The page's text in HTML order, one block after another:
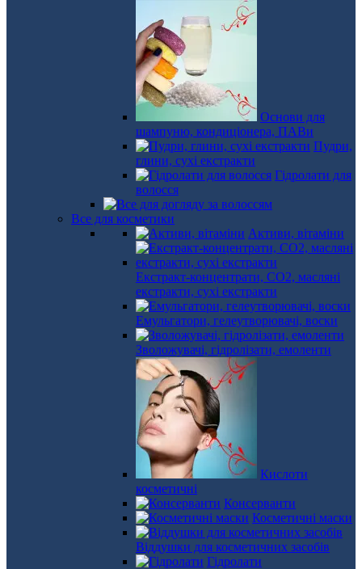
Основи для
шампуню, кондиціонера, ПАВи
Пудри,
глини, сухі екстракти
Гідролати для
волосся
Все для косметики
Активи, вітаміни
Екстракт-концентрати, СО2, масляні
екстракти, сухі екстракти
Емульгатори, гелеутворювачі, воски
Зволожувачі, гідролізати, емоленти
Кислоти
косметичні
Консерванти
Косметичні маски
Віддушки для косметичних засобів
Гідролати